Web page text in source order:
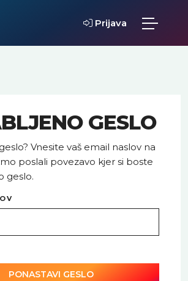
Prijava
GESLO
Vnesite vaš email naslov na
poslali povezavo kjer si boste
geslo.
PONASTAVI GESLO